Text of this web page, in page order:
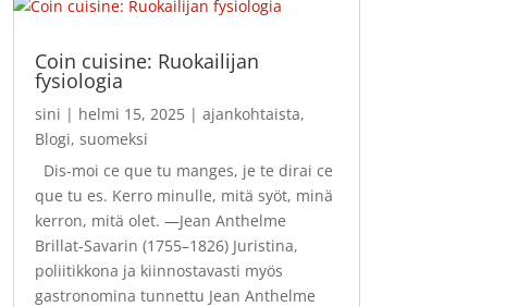
Coin cuisine: Ruokailijan
fysiologia
sini | helmi 15, 2025| ajankohtaista,
Blogi, suomeksi
Dis-moi ce que tu manges, je te dirai ce
que tu es. Kerro minulle, mitä syöt, minä
kerron, mitä olet. —Jean Anthelme
Brillat-Savarin (1755–1826) Juristina,
poliitikkona ja kiinnostavasti myös
gastronomina tunnettu Jean Anthelme